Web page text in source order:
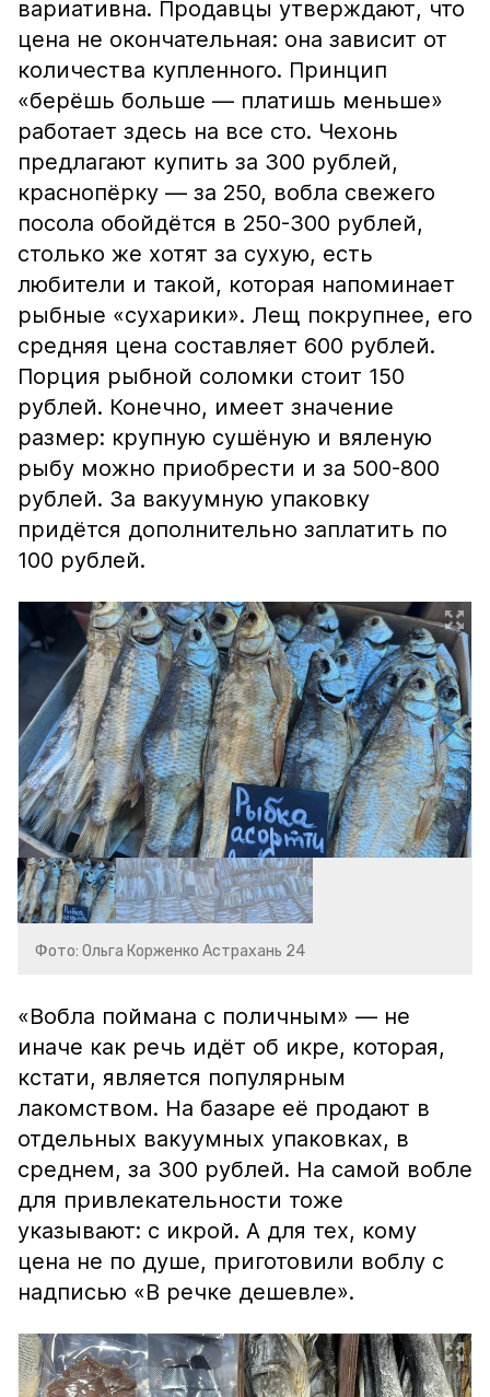
вариативна. Продавцы утверждают, что
цена не окончательная: она зависит от
количества купленного. Принцип
«берёшь больше — платишь меньше»
работает здесь на все сто. Чехонь
предлагают купить за 300 рублей,
краснопёрку — за 250, вобла свежего
посола обойдётся в 250-300 рублей,
столько же хотят за сухую, есть
любители и такой, которая напоминает
рыбные «сухарики». Лещ покрупнее, его
средняя цена составляет 600 рублей.
Порция рыбной соломки стоит 150
рублей. Конечно, имеет значение
размер: крупную сушёную и вяленую
рыбу можно приобрести и за 500-800
рублей. За вакуумную упаковку
придётся дополнительно заплатить по
100 рублей.
Фото: Ольга Корженко Астрахань 24
«Вобла поймана с поличным» — не
иначе как речь идёт об икре, которая,
кстати, является популярным
лакомством. На базаре её продают в
отдельных вакуумных упаковках, в
среднем, за 300 рублей. На самой вобле
для привлекательности тоже
указывают: с икрой. А для тех, кому
цена не по душе, приготовили воблу с
надписью «В речке дешевле».